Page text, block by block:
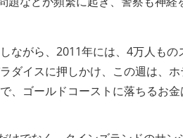
ながら、2011年には、4万人も
ダイスに押しかけ、この週は、
、ゴールドコーストに落ちるお